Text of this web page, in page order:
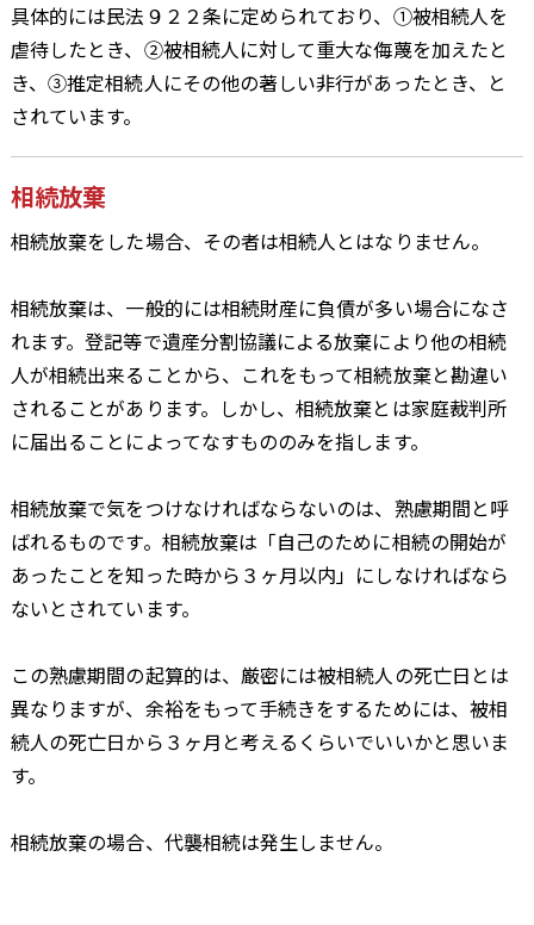
具体的には民法９２２条に定められており、①被相続人を
虐待したとき、②被相続人に対して重大な侮蔑を加えたと
き、③推定相続人にその他の著しい非行があったとき、と
されています。
相続放棄
相続放棄をした場合、その者は相続人とはなりません。
相続放棄は、一般的には相続財産に負債が多い場合になさ
れます。登記等で遺産分割協議による放棄により他の相続
人が相続出来ることから、これをもって相続放棄と勘違い
されることがあります。しかし、相続放棄とは家庭裁判所
に届出ることによってなすもののみを指します。
相続放棄で気をつけなければならないのは、熟慮期間と呼
ばれるものです。相続放棄は「自己のために相続の開始が
あったことを知った時から３ヶ月以内」にしなければなら
ないとされています。
この熟慮期間の起算的は、厳密には被相続人の死亡日とは
異なりますが、余裕をもって手続きをするためには、被相
続人の死亡日から３ヶ月と考えるくらいでいいかと思いま
す。
相続放棄の場合、代襲相続は発生しません。